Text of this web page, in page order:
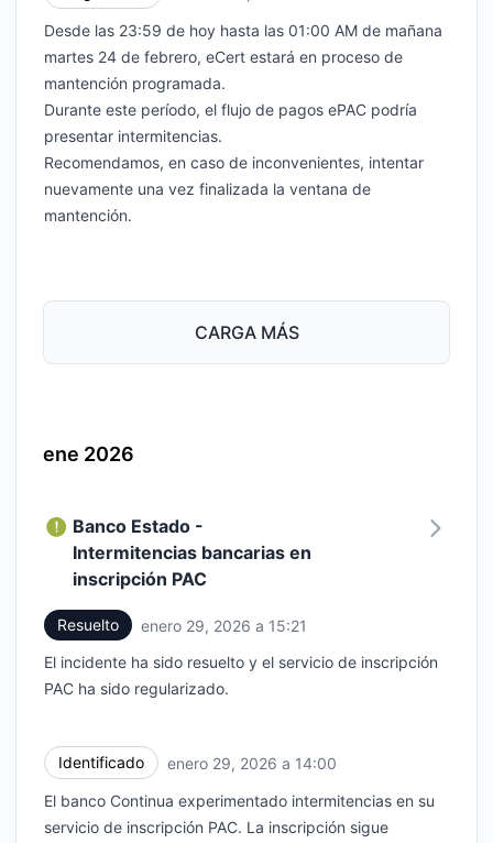
Desde las 23:59 de hoy hasta las 01:00 AM de mañana
martes 24 de febrero, eCert estará en proceso de
mantención programada.
Durante este período, el flujo de pagos ePAC podría
presentar intermitencias.
Recomendamos, en caso de inconvenientes, intentar
nuevamente una vez finalizada la ventana de
mantención.
CARGA MÁS
ene 2026
Banco Estado -
Intermitencias bancarias en
inscripción PAC
Resuelto enero 29, 2026 a 15:21
El incidente ha sido resuelto y el servicio de inscripción
PAC ha sido regularizado.
Identificado enero 29, 2026 a 14:00
El banco Continua experimentado intermitencias en su
servicio de inscripción PAC. La inscripción sigue